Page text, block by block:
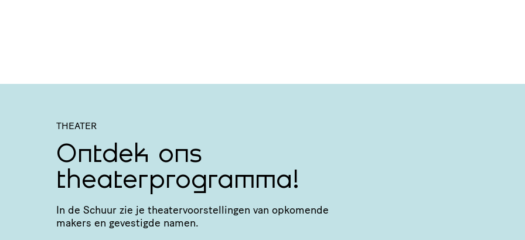
THEATER
Ontdek ons
theaterprogramma!
In de Schuur zie je thea­ter­voor­stel­lingen van opkomende
makers en gevestigde namen.